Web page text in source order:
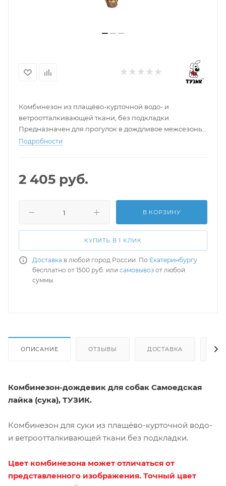
Комбинезон из плащёво-курточной водо- и
ветроотталкивающей ткани, без подкладки.
Предназначен для прогулок в дождливое межсезонье,
в сырую грязную погоду.
Подробности
2 405 руб.
В КОРЗИНУ
КУПИТЬ В 1 КЛИК
Доставка в любой город России. По Екатеринбургу
бесплатно от 1500 руб. или самовывоз от любой
суммы.
ОПИСАНИЕ ОТЗЫВЫ ДОСТАВКА
Комбинезон-дождевик для собак Самоедская
лайка (сука), ТУЗИК.
Комбинезон для суки из плащёво-курточной водо-
и ветроотталкивающей ткани без подкладки.
Цвет комбинезона может отличаться от
представленного изображения. Точный цвет